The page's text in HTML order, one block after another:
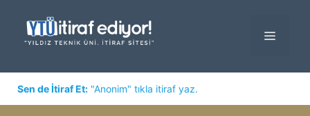
MENÜ
Sen de İtiraf Et: "Anonim" tıkla itiraf yaz.